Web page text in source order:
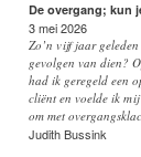
De overgang; kun
3 mei 2026
Zo’n vijf jaar
gevolgen van dien?
had ik geregeld een
cliënt en voelde ik
om met
Judith Bussink